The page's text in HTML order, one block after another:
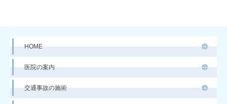
HOME
医院の案内
交通事故の施術